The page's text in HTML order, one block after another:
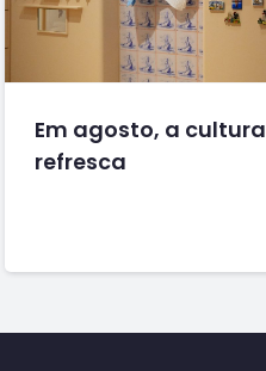
Em agosto, a cultura
refresca